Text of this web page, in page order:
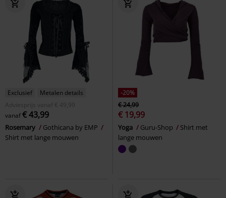
Exclusief
Metalen details
Adviesprijs
vanaf € 49,99
vanaf€ 43,99
Rosemary
Gothicana by EMP
Shirt met lange mouwen
-20%
€ 24,99
€ 19,99
Yoga Guru-Shop
Shirt met
lange mouwen